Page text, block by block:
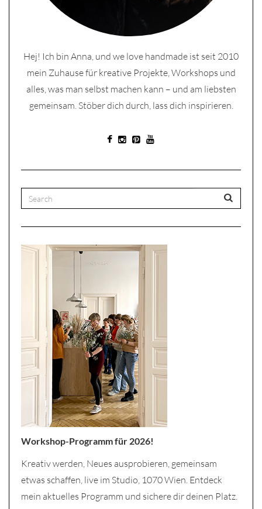
Hej! Ich bin Anna, und we love handmade ist seit 2010
mein Zuhause für kreative Projekte, Workshops und
alles, was man selbst machen kann – und am liebsten
gemeinsam. Stöber dich durch, lass dich inspirieren.
Workshop-Programm für 2026!
Kreativ werden, Neues ausprobieren, gemeinsam
etwas schaffen, live im Studio, 1070 Wien. Entdeck
mein aktuelles Programm und sichere dir deinen Platz.